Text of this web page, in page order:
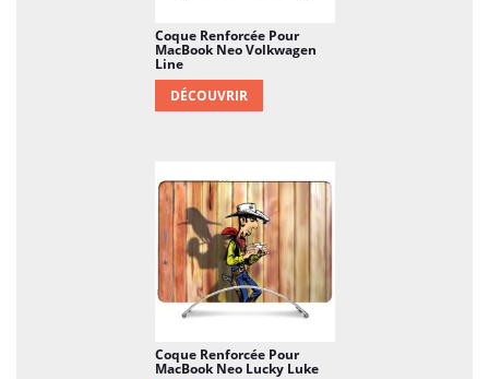
Coque Renforcée Pour
MacBook Neo Volkwagen
Line
DÉCOUVRIR
Coque Renforcée Pour
MacBook Neo Lucky Luke